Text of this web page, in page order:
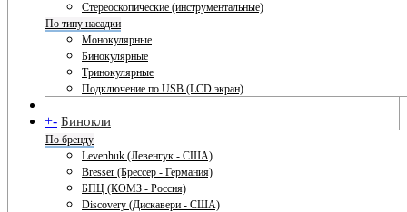
Стереоскопические (инструментальные)
По типу насадки
Монокулярные
Бинокулярные
Тринокулярные
Подключение по USB (LCD экран)
+- Бинокли
По бренду
Levenhuk (Левенгук - США)
Bresser (Брессер - Германия)
БПЦ (КОМЗ - Россия)
Discovery (Дискавери - США)